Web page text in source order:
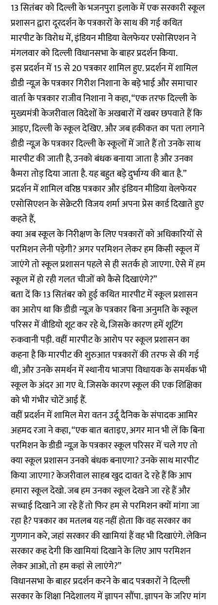
13 सितंबर को दिल्ली के भजनपुरा इलाके में एक सरकारी स्कूल
प्रशासन द्वारा दूरदर्शन के पत्रकारों के साथ की गई कथित
मारपीट के विरोध में, इंडियन मीडिया वेलफेयर एसोसिएशन ने
मंगलवार को दिल्ली विधानसभा के बाहर प्रदर्शन किया.
इस प्रदर्शन में 15 से 20 पत्रकार शामिल हुए. प्रदर्शन में शामिल
डीडी न्यूज़ के पत्रकार गिरीश निशाना के बड़े भाई और समाचार
वार्ता के पत्रकार राजीव निशाना ने कहा, “एक तरफ दिल्ली के
मुख्यमंत्री केजरीवाल विदेशों के अखबारों में खबर छपवाते हैं कि
आइए, दिल्ली के स्कूल देखिए. और जब हकीकत का पता लगाने
डीडी न्यूज़ के पत्रकार दिल्ली के स्कूलों में जाते हैं तो उनके साथ
मारपीट की जाती है, उनको बंधक बनाया जाता है और उनका
कैमरा तोड़ दिया जाता है. यह बहुत बड़े दुर्भाग्य की बात है.”
प्रदर्शन में शामिल वरिष्ठ पत्रकार और इंडियन मीडिया वेलफेयर
एसोसिएशन के सेक्रेटरी विजय शर्मा अपना प्रेस कार्ड दिखाते हुए
कहते हैं,
क्या अब स्कूल के निरीक्षण के लिए पत्रकारों को अधिकारियों से
परमिशन लेनी पड़ेगी? अगर परमिशन लेकर हम किसी स्कूल में
जाएंगे तो स्कूल प्रशासन पहले से ही सतर्क हो जाएगा. ऐसे में हम
स्कूल में हो रही गलत चीजों को कैसे दिखाएंगे?”
बता दें कि 13 सितंबर को हुई कथित मारपीट में स्कूल प्रशासन
का आरोप था कि डीडी न्यूज़ के पत्रकार बिना अनुमति के स्कूल
परिसर में वीडियो शूट कर रहे थे, जिसके कारण हमें शूटिंग
रुकवानी पड़ी. वहीं मारपीट के आरोप पर स्कूल प्रशासन का
कहना है कि मारपीट की शुरुआत पत्रकारों की तरफ से की गई
थी, और उनके समर्थन में स्थानीय भाजपा विधायक के समर्थक भी
स्कूल के अंदर आ गए थे. जिसके कारण स्कूल की एक शिक्षिका
को भी गंभीर चोटें आई हैं.
वहीं प्रदर्शन में शामिल मेरा वतन उर्दू दैनिक के संपादक आमिर
अहमद रजा ने कहा, “एक बात बताइए, अगर मान भी लें कि बिना
परमिशन के डीडी न्यूज़ के पत्रकार स्कूल परिसर में चले गए तो
क्या स्कूल प्रशासन उनको बंधक बनाएगा? उनके साथ मारपीट
किया जाएगा? केजरीवाल साहब खुद दावत दे रहे हैं कि आप
हमारा स्कूल देखो. जब हम उनका स्कूल देखने जा रहे हैं और
सच्चाई दिखाने जा रहे हैं तो फिर हम से परमिशन क्यों मांगा जा
रहा है? पत्रकार का मतलब यह नहीं होता कि वह सरकार का
गुणगान करे, जहां सरकार की खामियां हैं वह भी दिखाएंगे. लेकिन
सरकार कह देगी कि खामियां दिखाने के लिए आप परमिशन
लेकर आओ, तो हम कहां से लाएंगे?”
विधानसभा के बाहर प्रदर्शन करने के बाद पत्रकारों ने दिल्ली
सरकार के शिक्षा निदेशालय में ज्ञापन सौंपा. ज्ञापन के जरिए मांग